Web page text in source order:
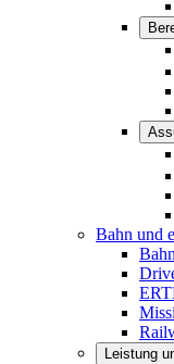
Bahn und
Leistung